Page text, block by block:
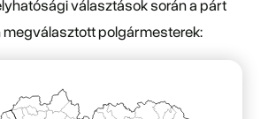
választások során a párt
megválasztott polgármesterek: